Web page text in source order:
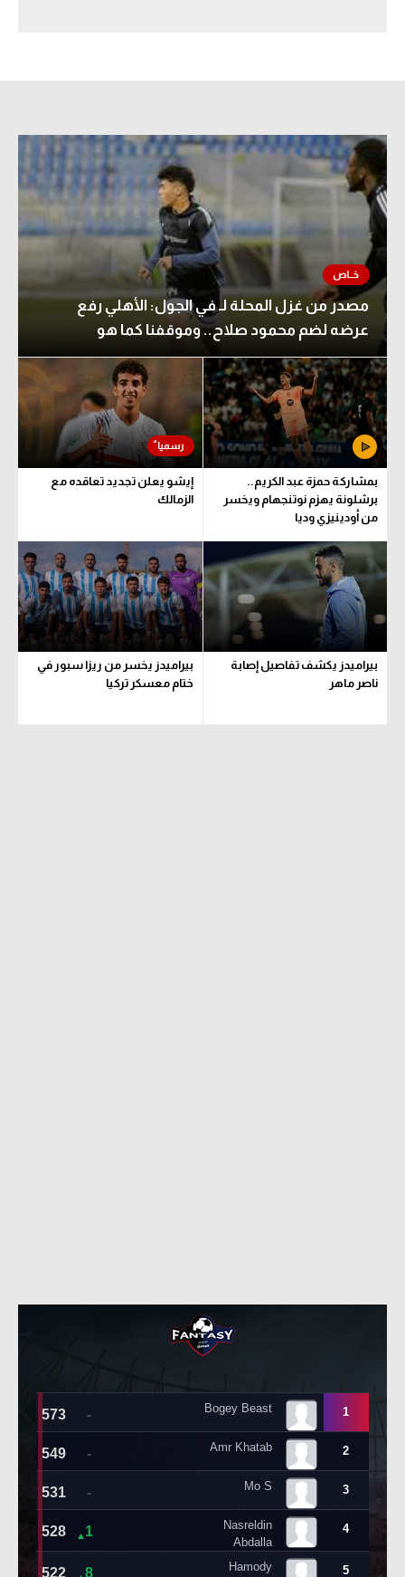
رياضات أخرى
أمم إفريقيا
كرة السلة الأمريكية
كرة سلة
كرة يد
كرة طائرة
الوطن العربي
في المونديال
رياضة نسائية
آسيا
أمريكا
ركن الألعاب
أقسام خاصة
Gamers
ميركاتو
مصدر من غزل المحلة لـ في الجول: الأهلي رفع
عرضه لضم محمود صلاح.. وموقفنا كما هو
بمشاركة حمزة عبد الكريم..
برشلونة يهزم نوتنجهام ويخسر
من أودينيزي وديا
إيشو يعلن تجديد تعاقده مع
الزمالك
بيراميدز يكشف تفاصيل إصابة
ناصر ماهر
بيراميدز يخسر من ريزا سبور في
ختام معسكر تركيا